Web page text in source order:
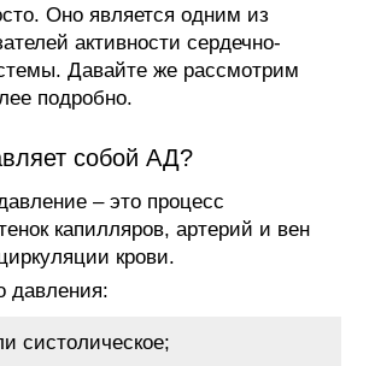
Оно является одним из
активности сердечно-
Давайте же рассмотрим
подробно.
собой АД?
– это процесс
капилляров, артерий и вен
крови.
давления:
систолическое;